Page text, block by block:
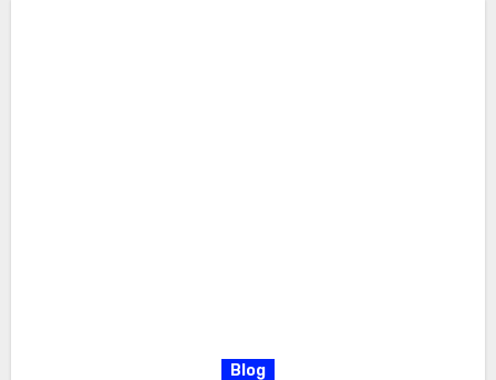
Blog